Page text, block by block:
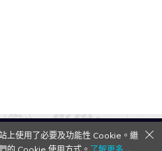
© 2026
上使用了必要及功能性 Cookie。繼